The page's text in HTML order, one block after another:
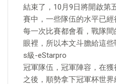
結束了，10月9日將開啟第
賽中，一些隊伍的水平已
每一次比賽都會看，戰隊
眼裡，所以本文斗膽給這些
s級-eStarpro
冠軍隊伍，冠軍陣容，在
之後，順勢拿下冠軍杯世